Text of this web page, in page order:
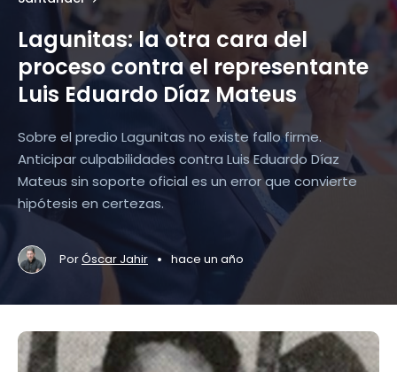
Lagunitas: la otra cara del
proceso contra el representante
Luis Eduardo Díaz Mateus
Sobre el predio Lagunitas no existe fallo firme.
Anticipar culpabilidades contra Luis Eduardo Díaz
Mateus sin soporte oficial es un error que convierte
hipótesis en certezas.
PorÓscar Jahir • hace un año